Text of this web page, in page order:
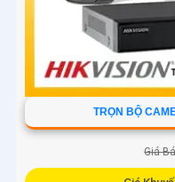
TRỌN BỘ
Giá